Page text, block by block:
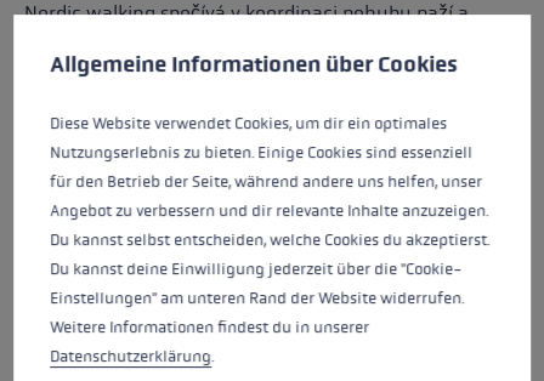
Nordic walking spočívá v koordinaci pohybu paží a
prováděn aktivněji a vědoměji.
Postup je jednoduchý:
pravá paže a levá noha se pohybují společně
levá paže a pravá noha se pohybují společně
ruce se aktivně pohybují dopředu a dozadu
kroky jsou přirozené a ne příliš dlouhé
Předvolby cookies
Allgemeine Informationen über Cookies
Diese Website verwendet Cookies, um dir ein optimales
Nutzungserlebnis zu bieten. Einige Cookies sind essenziell
für den Betrieb der Seite, während andere uns helfen, unser
Angebot zu verbessern und dir relevante Inhalte anzuzeigen.
Du kannst selbst entscheiden, welche Cookies du akzeptierst.
Du kannst deine Einwilligung jederzeit über die "Cookie-
Einstellungen" am unteren Rand der Website widerrufen.
Weitere Informationen findest du in unserer
Datenschutzerklärung.